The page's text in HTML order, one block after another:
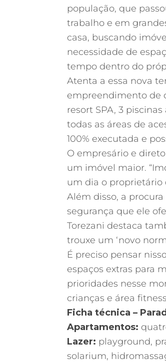
população, que
trabalho e em
casa, buscando
necessidade de
tempo dentro do
Atenta a essa nova
empreendimento de
resort SPA, 3
todas as áreas de
100% executada e
O empresário e
um imóvel maior. “
um dia o proprietário
Além disso, a
segurança que ele
Torezani destaca
trouxe um ‘novo
É preciso pensar
espaços extras para
prioridades nesse
crianças e área
Ficha técnica –
Apartamentos:
Lazer: playground,
solarium,